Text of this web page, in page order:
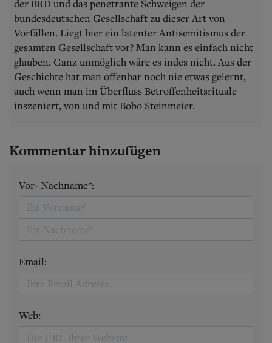
der BRD und das penetrante Schweigen der
bundesdeutschen Gesellschaft zu dieser Art von
Vorfällen. Liegt hier ein latenter Antisemitismus der
gesamten Gesellschaft vor? Man kann es einfach nicht
glauben. Ganz unmöglich wäre es indes nicht. Aus der
Geschichte hat man offenbar noch nie etwas gelernt,
auch wenn man im Überfluss Betroffenheitsrituale
inszeniert, von und mit Bobo Steinmeier.
Kommentar hinzufügen
Vor- Nachname*:
Email:
Web: